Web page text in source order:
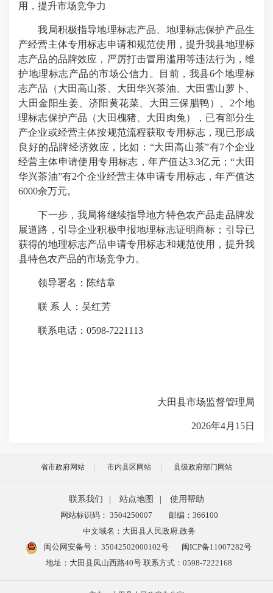
用，提升市场竞争力
我局积极指导地理标志产品、地理标志保护产品生
产经营主体专用标志申请和规范使用，提升我县地理标
志产品的品牌效应，严厉打击冒用滥用等违法行为，维
护地理标志产品的市场公信力。目前，我县6个地理标
志产品（大田高山茶、大田华兴茶油、大田雪山萝卜、
大田金阳生姜、济阳黄花菜、大田三保腊鸭）、2个地
理标志保护产品（大田槐猪 、大田肉兔），已有部分生
产企业或经营主体按规范流程获取专用标志，现已形成
良好的品牌经济效应，比如：“大田高山茶”有7个企业
经营主体申请使用专用标志，年产值达3.3亿元；“大田
华兴茶油”有2个企业经营主体申请专用标志，年产值达
6000余万元。
下一步，我局将继续指导地方特色农产品走品牌发
展道路，引导企业积极申报地理标志证明商标；引导已
获得的地理标志产品申请专用标志和规范使用，提升我
县特色农产品的市场竞争力。
领导署名：陈结章
联 系 人：吴红芳
联系电话：0598-7221113
大田县市场监督管理局
2026年4月15日
省市政府网站 市内县区网站 县级政府部门网站
联系我们 站点地图
使用帮助
网站标识码： 3504250007
邮编：366100
中文域名：大田县人民政府.政务
闽公网安备号： 35042502000102号
闽ICP备11007282号
地址：大田县凤山西路40号 联系方式：0598-7222168